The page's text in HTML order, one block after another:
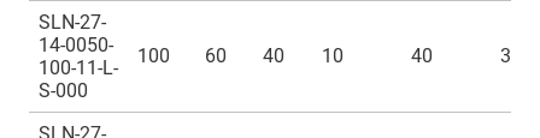
SLN-27-
14-0050-
100-11-L-
S-000
100 60 40 10 40 300